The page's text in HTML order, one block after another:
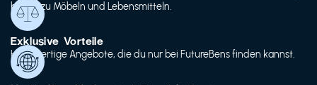
bis hin zu Möbeln und Lebensmitteln.
Exklusive Vorteile
Hochwertige Angebote, die du nur bei FutureBens finden kannst.